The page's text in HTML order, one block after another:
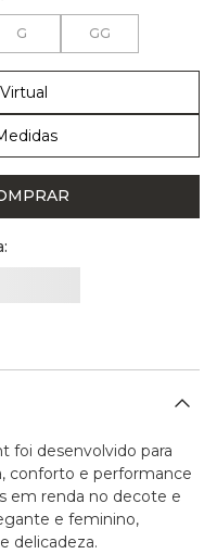
G GG
foi desenvolvido para
conforto e performance
em renda no decote e
e feminino,
delicadeza.